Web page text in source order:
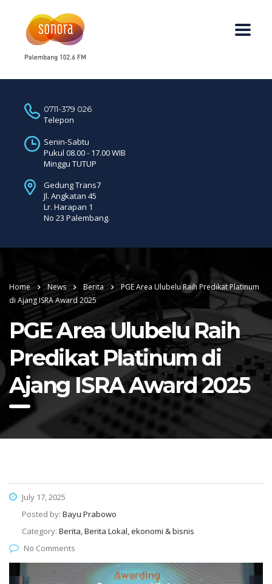
0711-379 026
Telepon
Senin-Sabtu
Pukul 08.00 - 17.00 WIB
Minggu TUTUP
Gedung Trans7
Jl. Angkatan 45
Lr. Harapan 1
No 23 Palembang.
Home News Berita
PGE Area Ulubelu Raih Predikat Platinum
di Ajang ISRA Award 2025
PGE Area Ulubelu Raih
Predikat Platinum di
Ajang ISRA Award 2025
July 17, 2025
Posted by: Bayu Prabowo
Category: Berita, Berita Lokal, ekonomi & bisnis
No Comments